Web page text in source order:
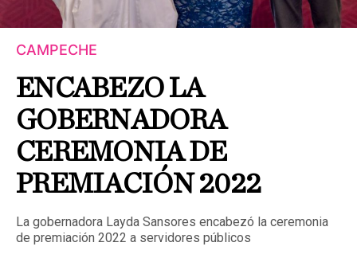
CAMPECHE
ENCABEZO LA
GOBERNADORA
CEREMONIA DE
PREMIACIÓN 2022
La gobernadora Layda Sansores encabezó la ceremonia
de premiación 2022 a servidores públicos